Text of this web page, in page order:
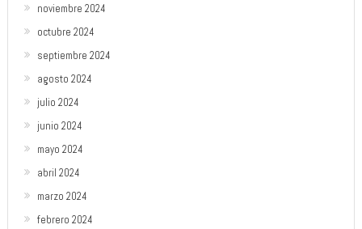
noviembre 2024
octubre 2024
septiembre 2024
agosto 2024
julio 2024
junio 2024
mayo 2024
abril 2024
marzo 2024
febrero 2024